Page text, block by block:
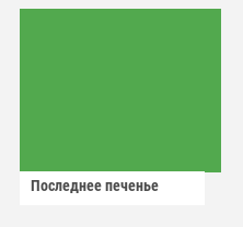
Последнее печенье